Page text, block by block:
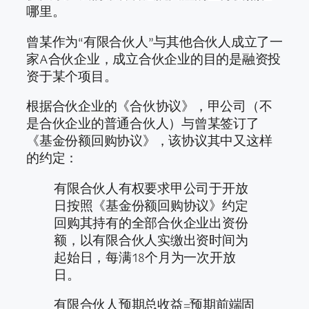
哪里。
曾某作为“有限合伙人”与其他合伙人成立了一
家A合伙企业，成立合伙企业的目的是融资投
资于某个项目。
根据合伙企业的《合伙协议》，甲公司（不
是合伙企业的普通合伙人）与曾某签订了
《基金份额回购协议》，该协议其中又这样
的约定：
有限合伙人有权要求甲公司于开放
日按照《基金份额回购协议》约定
回购其持有的全部合伙企业出资份
额，以有限合伙人实缴出资时间为
起始日，每满18个月为一次开放
日。
有限合伙人预期总收益=预期前端固